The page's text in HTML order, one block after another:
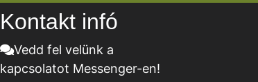
Kontakt infó
Vedd fel velünk a
kapcsolatot Messenger-en!